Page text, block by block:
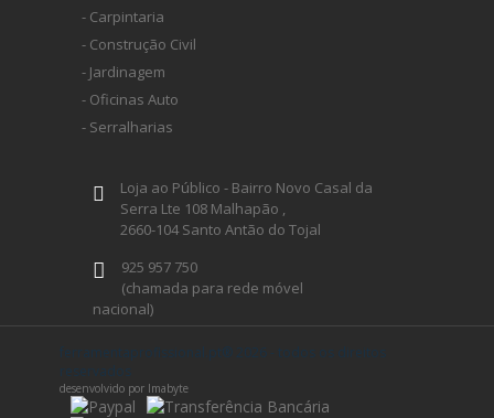
- Carpintaria
- Construção Civil
- Jardinagem
- Oficinas Auto
- Serralharias
Loja ao Público - Bairro Novo Casal da
Serra Lte 108 Malhapão ,
2660-104 Santo Antão do Tojal
925 957 750
(chamada para rede móvel
nacional)
geral@ferramentaprofissional.pt
ferramentaprofissional.pt® 2026 - todos os direitos
reservados
desenvolvido por Imabyte